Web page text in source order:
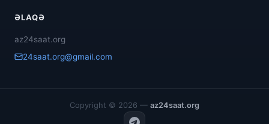
ƏLAQƏ
az24saat.org
24saat.org@gmail.com
Copyright © 2026 — az24saat.org